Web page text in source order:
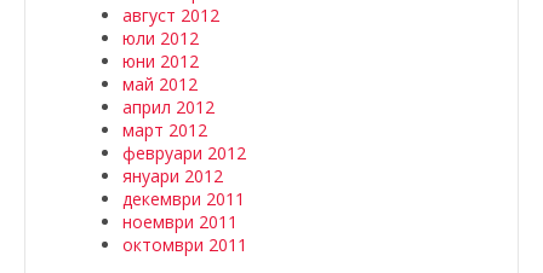
август 2012
юли 2012
юни 2012
май 2012
април 2012
март 2012
февруари 2012
януари 2012
декември 2011
ноември 2011
октомври 2011